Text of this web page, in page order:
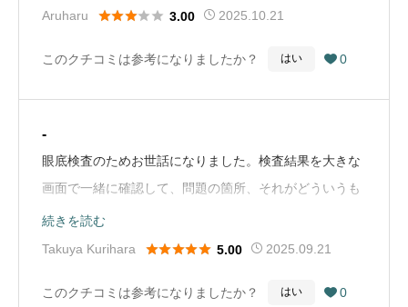
してもらい無事に完治しました。2025/7月追記先日1年
供たちの夏休み期間になったためか混雑しており、予約
もこれだけ待たされるなら、それも見越して予約した方
Aruharu
 3.00 2025.10.21
このクチコミは参考になりましたか？ はい  0
-
眼底検査のためお世話になりました。検査結果を大きな
画面で一緒に確認して、問題の箇所、それがどういうも
のか、それ以外にもこちらの質問にはっきりとお答えし
ていただけたので、検査してよかったと感じられまし
ば2日かけて検査するところが、その日のうちに終わる
続きを読む
Takuya Kurihara
 5.00 2025.09.21
このクチコミは参考になりましたか？ はい  0